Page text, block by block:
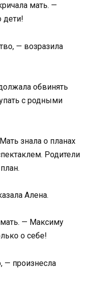
мать. —
дети!
— возразила
обвинять
с родными
знала о планах
Родители
Алена.
— Максиму
о себе!
— произнесла